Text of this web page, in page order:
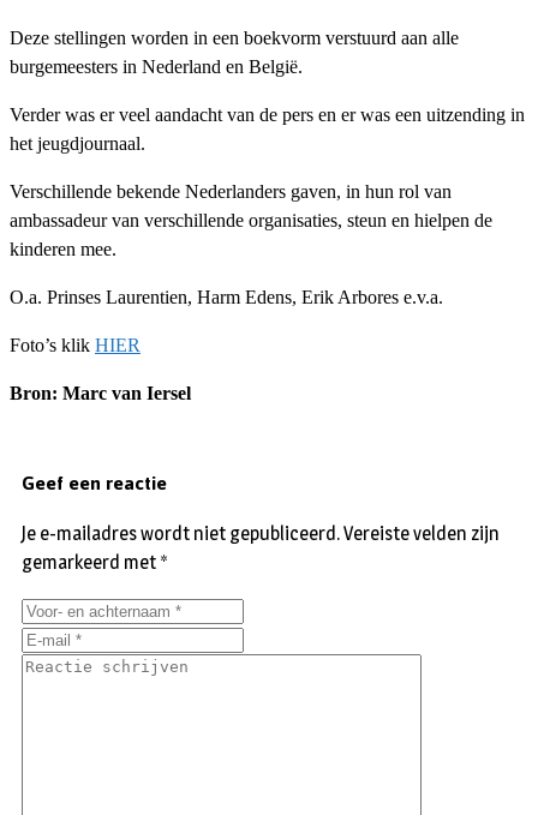
Deze stellingen worden in een boekvorm verstuurd aan alle
burgemeesters in Nederland en België.
Verder was er veel aandacht van de pers en er was een uitzending in
het jeugdjournaal.
Verschillende bekende Nederlanders gaven, in hun rol van
ambassadeur van verschillende organisaties, steun en hielpen de
kinderen mee.
O.a. Prinses Laurentien, Harm Edens, Erik Arbores e.v.a.
Foto’s klik HIER
Bron: Marc van Iersel
Geef een reactie
Je e-mailadres wordt niet gepubliceerd.Vereiste velden zijn
gemarkeerd met *